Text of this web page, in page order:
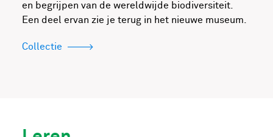
en begrijpen van de wereldwijde biodiversiteit.
Een deel ervan zie je terug in het nieuwe museum.
Collectie